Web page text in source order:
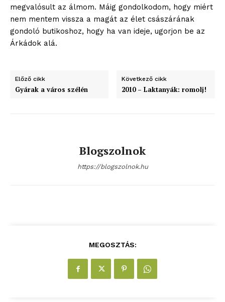
szubjektív élményportál
ELŐFIZETÉS
megvalósult az álmom. Máig gondolkodom, hogy miért
nem mentem vissza a magát az élet császárának
gondoló butikoshoz, hogy ha van ideje, ugorjon be az
Árkádok alá.
Előző cikk
Gyárak a város szélén
Következő cikk
2010 – Laktanyák: romolj!
Blogszolnok
https://blogszolnok.hu
MEGOSZTÁS: